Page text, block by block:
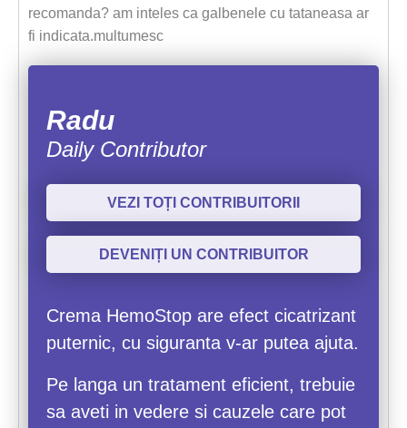
recomanda? am inteles ca galbenele cu tataneasa ar
fi indicata.multumesc
Radu
Daily Contributor
VEZI TOȚI CONTRIBUITORII
DEVENIȚI UN CONTRIBUITOR
Crema HemoStop are efect cicatrizant
puternic, cu siguranta v-ar putea ajuta.
Pe langa un tratament eficient, trebuie
sa aveti in vedere si cauzele care pot